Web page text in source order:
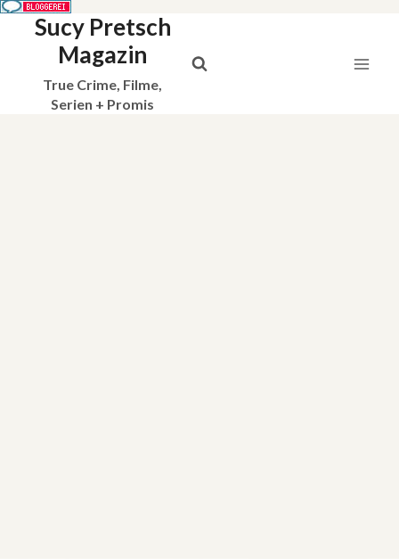
Sucy Pretsch
Magazin
True Crime, Filme,
Serien + Promis